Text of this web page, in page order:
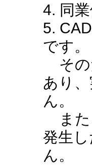
4. 同
5.
です。
その
あり
ん。
また
発生
ん。